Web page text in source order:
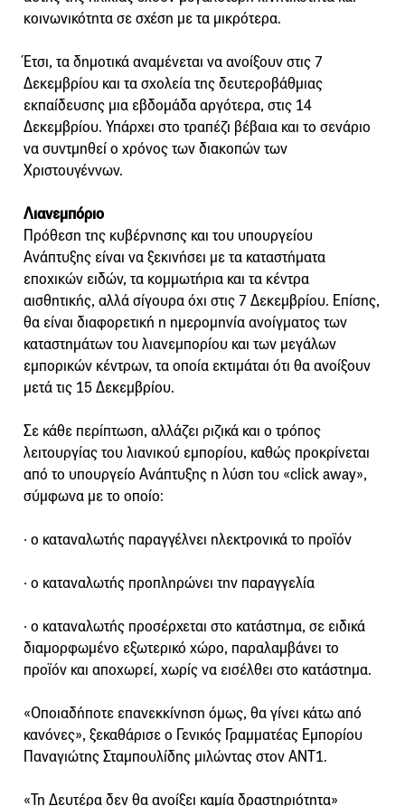
κοινωνικότητα σε σχέση με τα μικρότερα.
Έτσι, τα δημοτικά αναμένεται να ανοίξουν στις 7
Δεκεμβρίου και τα σχολεία της δευτεροβάθμιας
εκπαίδευσης μια εβδομάδα αργότερα, στις 14
Δεκεμβρίου. Υπάρχει στο τραπέζι βέβαια και το σενάριο
να συντμηθεί ο χρόνος των διακοπών των
Χριστουγέννων.
Λιανεμπόριο
Πρόθεση της κυβέρνησης και του υπουργείου
Ανάπτυξης είναι να ξεκινήσει με τα καταστήματα
εποχικών ειδών, τα κομμωτήρια και τα κέντρα
αισθητικής, αλλά σίγουρα όχι στις 7 Δεκεμβρίου. Επίσης,
θα είναι διαφορετική η ημερομηνία ανοίγματος των
καταστημάτων του λιανεμπορίου και των μεγάλων
εμπορικών κέντρων, τα οποία εκτιμάται ότι θα ανοίξουν
μετά τις 15 Δεκεμβρίου.
Σε κάθε περίπτωση, αλλάζει ριζικά και ο τρόπος
λειτουργίας του λιανικού εμπορίου, καθώς προκρίνεται
από το υπουργείο Ανάπτυξης η λύση του «click away»,
σύμφωνα με το οποίο:
· ο καταναλωτής παραγγέλνει ηλεκτρονικά το προϊόν
· ο καταναλωτής προπληρώνει την παραγγελία
· ο καταναλωτής προσέρχεται στο κατάστημα, σε ειδικά
διαμορφωμένο εξωτερικό χώρο, παραλαμβάνει το
προϊόν και αποχωρεί, χωρίς να εισέλθει στο κατάστημα.
«Οποιαδήποτε επανεκκίνηση όμως, θα γίνει κάτω από
κανόνες», ξεκαθάρισε ο Γενικός Γραμματέας Εμπορίου
Παναγιώτης Σταμπουλίδης μιλώντας στον ΑΝΤ1.
«Τη Δευτέρα δεν θα ανοίξει καμία δραστηριότητα»